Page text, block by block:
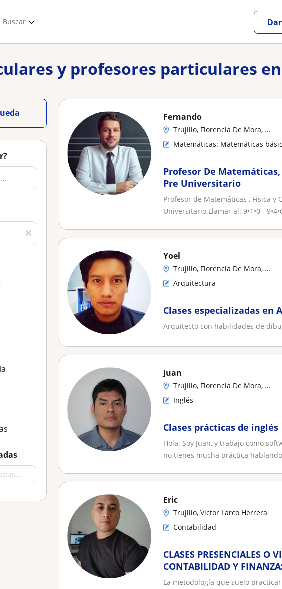
Buscar
y profesores particulares
Fernando
Trujillo, Florencia De Mora, ...
Matemáticas: Matemáticas
Profesor De
Pre Universitario
Profesor de Matemáticas , Fisica y
Universitario.Llamar al: 9•1•0 -
Yoel
Trujillo, Florencia De Mora, ...
Arquitectura
Clases especializadas en
Arquitecto con habilidades de
Juan
Trujillo, Florencia De Mora, ...
Inglés
Clases prácticas de inglés
Hola. Soy Juan, y trabajo como
no tienes mucha práctica
Eric
Trujillo, Victor Larco Herrera
Contabilidad
CLASES PRESENCIALES O
CONTABILIDAD Y
La metodología que suelo